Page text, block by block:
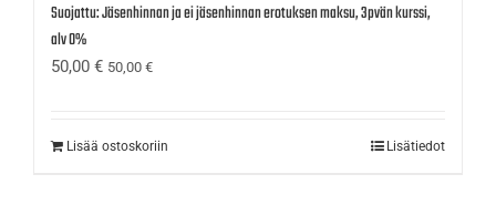
Suojattu: Jäsenhinnan ja ei jäsenhinnan erotuksen maksu, 3pvän kurssi,
alv 0%
50,00 € 50,00 €
Lisää ostoskoriin Lisätiedot